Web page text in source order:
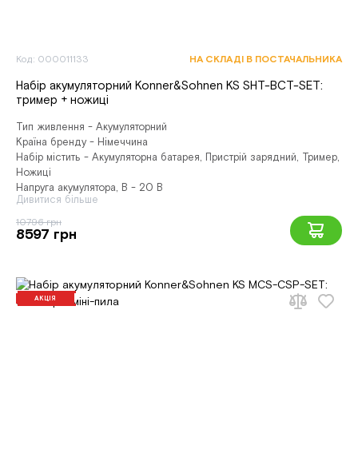
Код: 000011133 НА СКЛАДІ В ПОСТАЧАЛЬНИКА
Набір акумуляторний Konner&Sohnen KS SHT-BCT-SET:
тример + ножиці
Тип живлення - Акумуляторний
Країна бренду - Німеччина
Набір містить - Акумуляторна батарея, Пристрій зарядний, Тример,
Ножиці
Напруга акумулятора, В - 20 В
Дивитися більше
10796 грн
8597 грн
АКЦІЯ